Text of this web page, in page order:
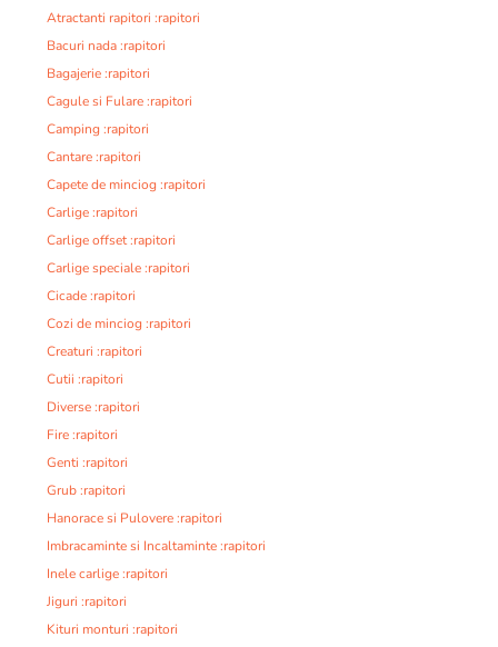
Atractanti rapitori :rapitori
Bacuri nada :rapitori
Bagajerie :rapitori
Cagule si Fulare :rapitori
Camping :rapitori
Cantare :rapitori
Capete de minciog :rapitori
Carlige :rapitori
Carlige offset :rapitori
Carlige speciale :rapitori
Cicade :rapitori
Cozi de minciog :rapitori
Creaturi :rapitori
Cutii :rapitori
Diverse :rapitori
Fire :rapitori
Genti :rapitori
Grub :rapitori
Hanorace si Pulovere :rapitori
Imbracaminte si Incaltaminte :rapitori
Inele carlige :rapitori
Jiguri :rapitori
Kituri monturi :rapitori